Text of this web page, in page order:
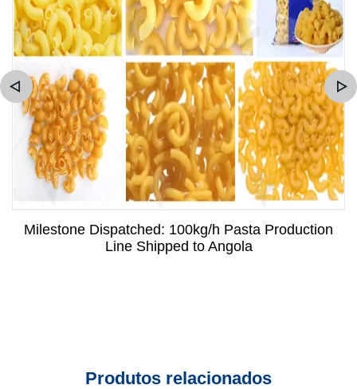
Milestone Dispatched: 100kg/h Pasta Production
Line Shipped to Angola
Produtos relacionados